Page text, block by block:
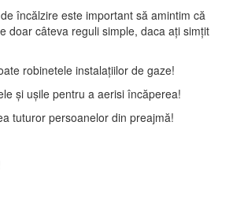
încălzire este important să amintim că
doar câteva reguli simple, daca ați simțit
robinetele instalațiilor de gaze!
și ușile pentru a aerisi încăperea!
tuturor persoanelor din preajmă!